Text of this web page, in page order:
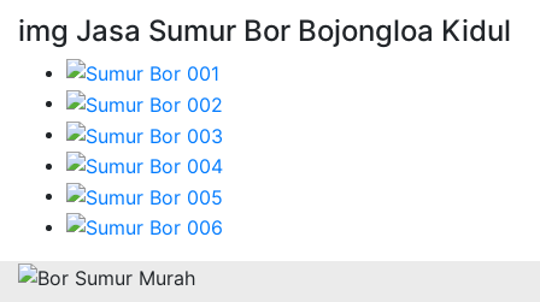
img Jasa Sumur Bor Bojongloa Kidul